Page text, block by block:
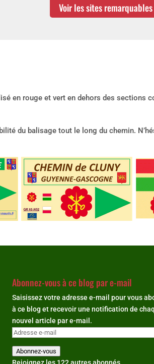
Voir les sites
en rouge et vert en dehors des sections
du balisage tout le long du chemin.
Abonnez-vous à ce blog par e-mail
Saisissez votre adresse e-mail pour vous
à ce blog et recevoir une notification de
nouvel article par e-mail.
Adresse
mail
Abonnez-vous